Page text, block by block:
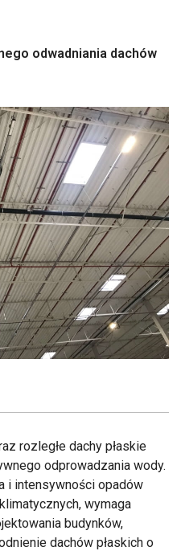
odwadniania dachów
rozległe dachy płaskie
odprowadzania wody.
i intensywności opadów
wymaga
budynków,
dachów płaskich o